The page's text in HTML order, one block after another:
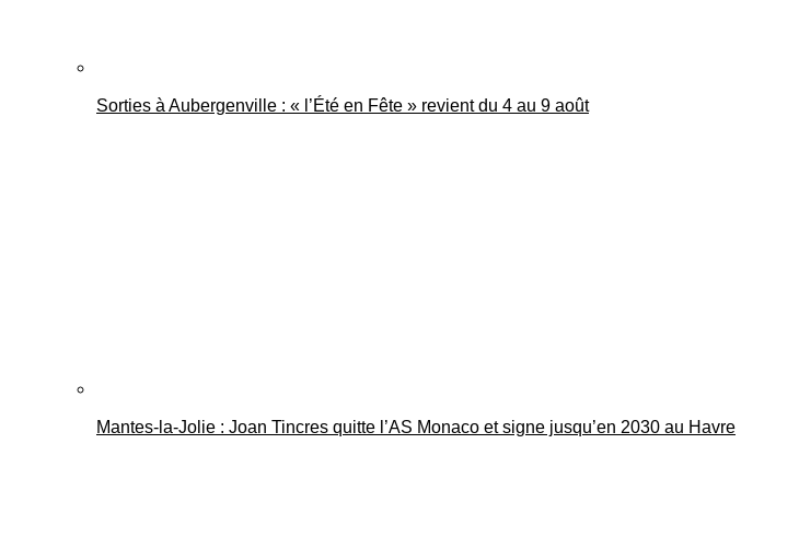
Sorties à Aubergenville : « l’Été en Fête » revient du 4 au 9 août
Mantes-la-Jolie : Joan Tincres quitte l’AS Monaco et signe jusqu’en 2030 au Havre